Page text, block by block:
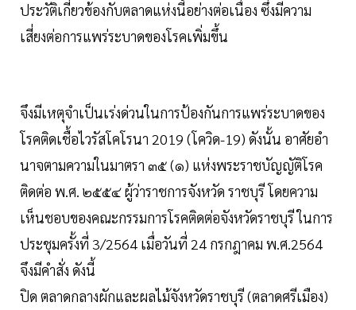
ประวัติเกี่ยวข้องกับตลาดแห่งนี้อย่างต่อเนื่อง ซึ่งมีความ
เสี่ยงต่อการแพร่ระบาดของโรคเพิ่มขึ้น
จึงมีเหตุจําเป็นเร่งด่วนในการป้องกันการแพร่ระบาดของ
โรคติดเชื้อไวรัสโคโรนา 2019 (โควิด-19) ดังนั้น อาศัยอํา
นาจตามความในมาตรา ๓๕ (๑) แห่งพระราชบัญญัติโรค
ติดต่อ พ.ศ. ๒๕๕๔ ผู้ว่าราชการจังหวัด ราชบุรี โดยความ
เห็นชอบของคณะกรรมการโรคติดต่อจังหวัดราชบุรี ในการ
ประชุมครั้งที่ 3/2564 เมื่อวันที่ 24 กรกฎาคม พ.ศ.2564
จึงมีคําสั่ง ดังนี้
ปิด ตลาดกลางผักและผลไม้จังหวัดราชบุรี (ตลาดศรีเมือง)